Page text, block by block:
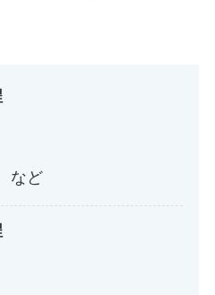
など